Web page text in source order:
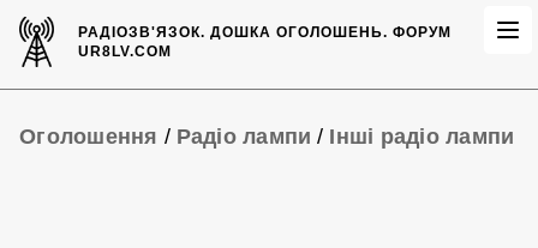
РАДІОЗВ'ЯЗОК.ДОШКА ОГОЛОШЕНЬ. ФОРУМ
UR8LV.COM
Оголошення / Радіо лампи / Інші радіо лампи